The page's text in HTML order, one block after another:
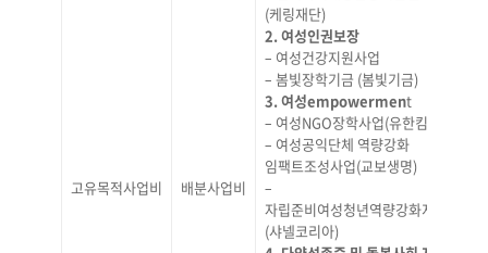
고유목적사업비 배분사업비
(케링재단)
2. 여성인권보장
– 여성건강지원사업
– 봄빛장학기금 (봄빛기금)
3. 여성empowerment
– 여성NGO장학사업(유한킴벌리)
– 여성공익단체 역량강화
임팩트조성사업(교보생명)
–
자립준비여성청년역량강화지원사업
(샤넬코리아)